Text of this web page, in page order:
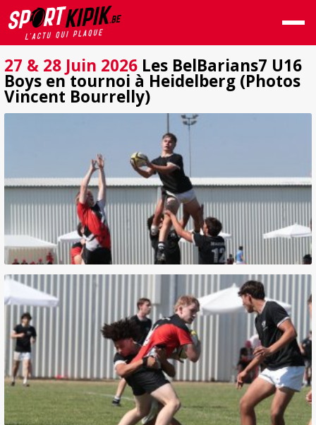
27 & 28 Juin 2026 Les BelBarians7 U16
Boys en tournoi à Heidelberg (Photos
Vincent Bourrelly)